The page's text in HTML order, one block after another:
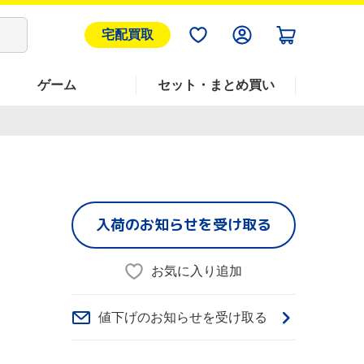
宅配買取
ゲーム セット・まとめ買い
入荷のお知らせを受け取る
お気に入り追加
値下げのお知らせを受け取る